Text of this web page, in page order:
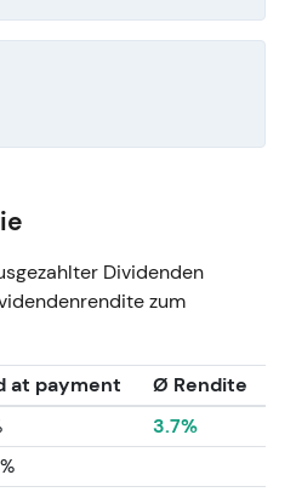
Dividenden
zum
at payment
Ø Rendite
3.7%